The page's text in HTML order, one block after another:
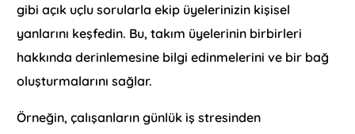
gibi açık uçlu sorularla ekip üyelerinizin kişisel
yanlarını keşfedin. Bu, takım üyelerinin birbirleri
hakkında derinlemesine bilgi edinmelerini ve bir bağ
oluşturmalarını sağlar.
Örneğin, çalışanların günlük iş stresinden